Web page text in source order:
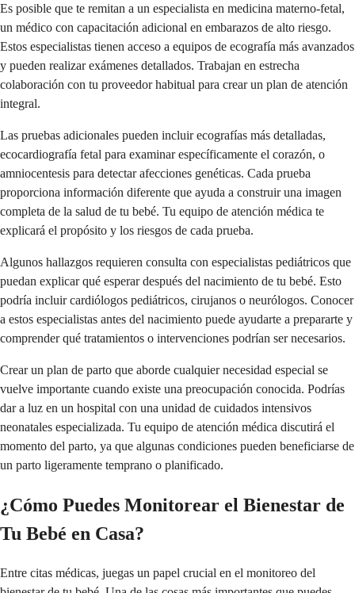
Es posible que te remitan a un especialista en medicina materno-fetal,
un médico con capacitación adicional en embarazos de alto riesgo.
Estos especialistas tienen acceso a equipos de ecografía más avanzados
y pueden realizar exámenes detallados. Trabajan en estrecha
colaboración con tu proveedor habitual para crear un plan de atención
integral.
Las pruebas adicionales pueden incluir ecografías más detalladas,
ecocardiografía fetal para examinar específicamente el corazón, o
amniocentesis para detectar afecciones genéticas. Cada prueba
proporciona información diferente que ayuda a construir una imagen
completa de la salud de tu bebé. Tu equipo de atención médica te
explicará el propósito y los riesgos de cada prueba.
Algunos hallazgos requieren consulta con especialistas pediátricos que
puedan explicar qué esperar después del nacimiento de tu bebé. Esto
podría incluir cardiólogos pediátricos, cirujanos o neurólogos. Conocer
a estos especialistas antes del nacimiento puede ayudarte a prepararte y
comprender qué tratamientos o intervenciones podrían ser necesarios.
Crear un plan de parto que aborde cualquier necesidad especial se
vuelve importante cuando existe una preocupación conocida. Podrías
dar a luz en un hospital con una unidad de cuidados intensivos
neonatales especializada. Tu equipo de atención médica discutirá el
momento del parto, ya que algunas condiciones pueden beneficiarse de
un parto ligeramente temprano o planificado.
¿Cómo Puedes Monitorear el Bienestar de
Tu Bebé en Casa?
Entre citas médicas, juegas un papel crucial en el monitoreo del